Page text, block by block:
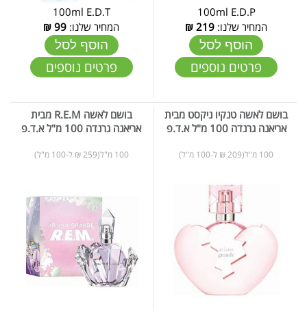
100ml E.D.P
המחיר שלנו: 219
₪
הוסף לסל
פרטים נוספים
100ml E.D.T
המחיר שלנו: 99
₪
הוסף לסל
פרטים נוספים
בושם לאשה טנקיו ניקסט מבית
אריאנה גרנדה 100 מ"ל א.ד.פ
100 מ"ל(209 ₪ ל-100 מ"ל)
בושם לאשה R.E.M מבית
אריאנה גרנדה 100 מ"ל א.ד.פ
100 מ"ל(259 ₪ ל-100 מ"ל)